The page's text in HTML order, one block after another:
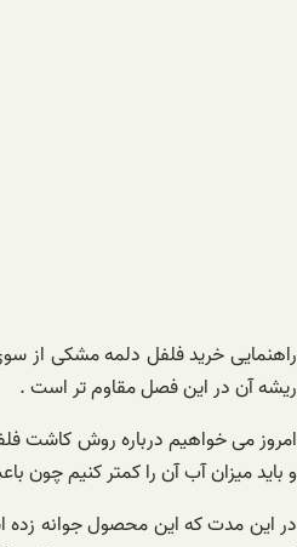
راهنمایی خرید فلفل دلمه مشکی از
ریشه آن در این فصل مقاوم تر است .
و باید میزان آب آن را کمتر کنیم چون